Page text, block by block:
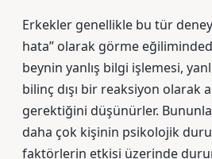
Erkekler genellikle bu tür
hata” olarak görme
beynin yanlış bilgi işlemesi,
bilinç dışı bir reaksiyon olarak
gerektiğini düşünürler.
daha çok kişinin psikolojik
faktörlerin etkisi üzerinde